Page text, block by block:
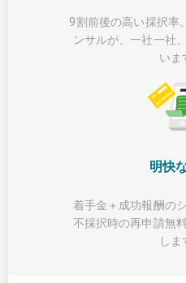
9割前後の高い採択率
ンサルが、一社一社
いま
明快
着手金＋成功報酬の
不採択時の再申請無
しま